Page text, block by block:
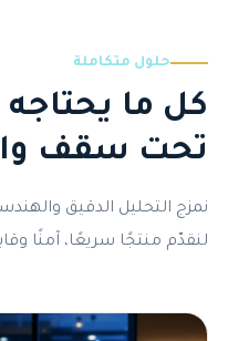
حلول متكاملة
كل ما
تحت سقف
نمزج التحليل الدقيق
لنقدّم منتجًا سريعًا، آمنًا